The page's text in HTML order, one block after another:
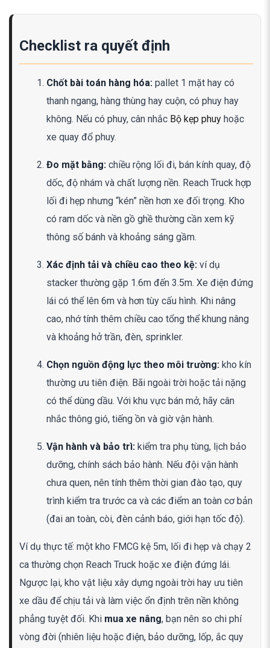
Checklist ra quyết định
Chốt bài toán hàng hóa:pallet 1 mặt hay có
thanh ngang, hàng thùng hay cuộn, có phuy hay
không. Nếu có phuy, cân nhắc Bộ kẹp phuyhoặc
xe quay đổ phuy.
Đo mặt bằng:chiều rộng lối đi, bán kính quay, độ
dốc, độ nhám và chất lượng nền. Reach Truck hợp
lối đi hẹp nhưng “kén” nền hơn xe đối trọng. Kho
có ram dốc và nền gồ ghề thường cần xem kỹ
thông số bánh và khoảng sáng gầm.
Xác định tải và chiều cao theo kệ:ví dụ
stacker thường gặp 1.6m đến 3.5m. Xe điện đứng
lái có thể lên 6m và hơn tùy cấu hình. Khi nâng
cao, nhớ tính thêm chiều cao tổng thể khung nâng
và khoảng hở trần, đèn, sprinkler.
Chọn nguồn động lực theo môi trường:kho kín
thường ưu tiên điện. Bãi ngoài trời hoặc tải nặng
có thể dùng dầu. Với khu vực bán mở, hãy cân
nhắc thông gió, tiếng ồn và giờ vận hành.
Vận hành và bảo trì:kiểm tra phụ tùng, lịch bảo
dưỡng, chính sách bảo hành. Nếu đội vận hành
chưa quen, nên tính thêm thời gian đào tạo, quy
trình kiểm tra trước ca và các điểm an toàn cơ bản
(đai an toàn, còi, đèn cảnh báo, giới hạn tốc độ).
Ví dụ thực tế: một kho FMCG kệ 5m, lối đi hẹp và chạy 2
ca thường chọn Reach Truck hoặc xe điện đứng lái.
Ngược lại, kho vật liệu xây dựng ngoài trời hay ưu tiên
xe dầu để chịu tải và làm việc ổn định trên nền không
phẳng tuyệt đối. Khi mua xe nâng, bạn nên so chi phí
vòng đời (nhiên liệu hoặc điện, bảo dưỡng, lốp, ắc quy